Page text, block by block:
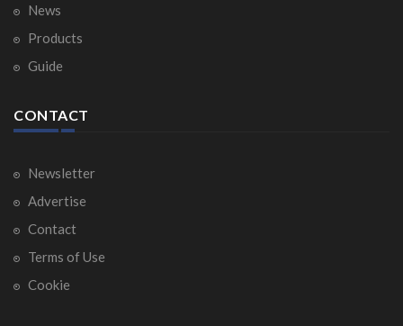
News
Products
Guide
CONTACT
Newsletter
Advertise
Contact
Terms of Use
Cookie